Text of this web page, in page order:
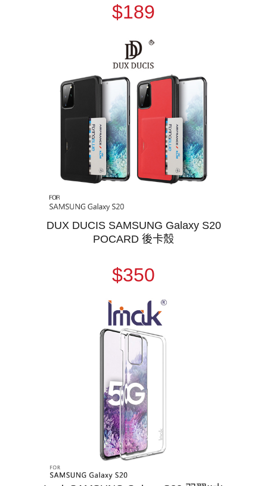
$189
DUX DUCIS SAMSUNG Galaxy S20
POCARD 後卡殼
$350